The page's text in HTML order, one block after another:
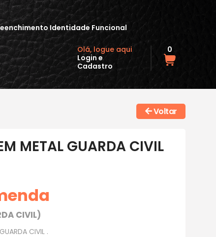
Identidade Funcional
Olá, logue aqui
Login e
Cadastro
0
Voltar
METAL GUARDA CIVIL
CIVIL)
CIVIL .